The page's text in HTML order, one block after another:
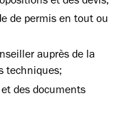
de permis en tout ou
auprès de la
techniques;
des documents